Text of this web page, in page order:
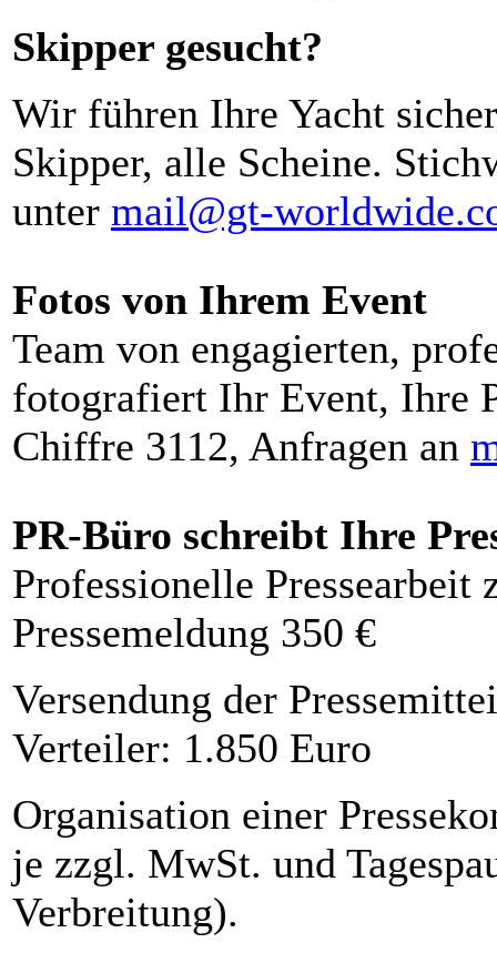
Skipper gesucht?
Wir führen Ihre Yacht
Skipper, alle Scheine.
unter mail@gt-
Fotos von Ihrem Event
Team von engagierten,
fotografiert Ihr Event, Ihre
Chiffre 3112, Anfragen an
PR-Büro schreibt Ihre
Professionelle Pressearbeit
Pressemeldung 350 €
Versendung der
Verteiler: 1.850 Euro
Organisation einer
je zzgl. MwSt. und
Verbreitung).